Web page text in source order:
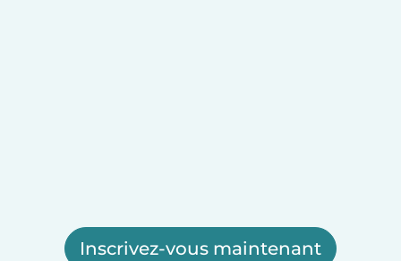
Inscrivez-vous maintenant